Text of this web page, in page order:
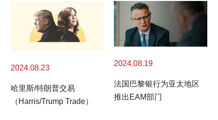
2024.08.23
哈里斯/特朗普交易
（Harris/Trump Trade）
2024.08.19
法国巴黎银行为亚太地区
推出EAM部门